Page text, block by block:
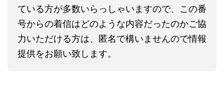
ている方が多数いらっしゃいますので、この番
号からの着信はどのような内容だったのかご協
力いただける方は、匿名で構いませんので情報
提供をお願い致します。